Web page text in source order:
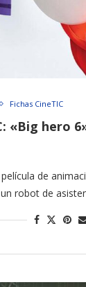
Fichas CineTIC
«Big hero
de
robot de